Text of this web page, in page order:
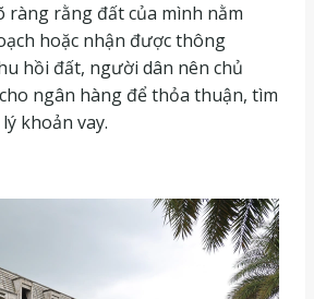
rằng đất của mình nằm
hoặc nhận được thông
hồi đất, người dân nên chủ
ngân hàng để thỏa thuận, tìm
khoản vay.